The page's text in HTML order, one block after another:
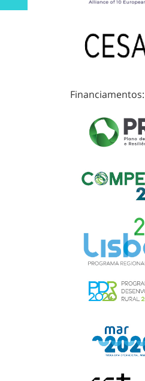
Financiamentos: